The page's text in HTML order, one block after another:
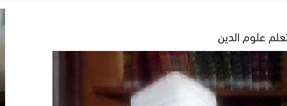
علوم الدين